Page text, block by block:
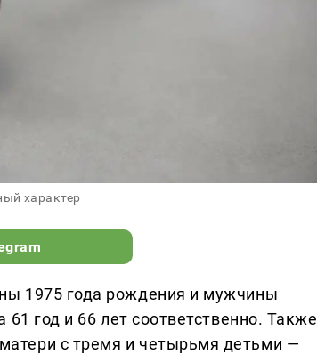
характер
1975 года рождения и мужчины
61 год и 66 лет соответственно. Также
с тремя и четырьмя детьми —